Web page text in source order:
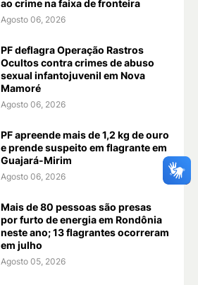
ao crime na faixa de fronteira
Agosto 06, 2026
PF deflagra Operação Rastros
Ocultos contra crimes de abuso
sexual infantojuvenil em Nova
Mamoré
Agosto 06, 2026
PF apreende mais de 1,2 kg de ouro
e prende suspeito em flagrante em
Guajará-Mirim
Agosto 06, 2026
Mais de 80 pessoas são presas
por furto de energia em Rondônia
neste ano; 13 flagrantes ocorreram
em julho
Agosto 05, 2026